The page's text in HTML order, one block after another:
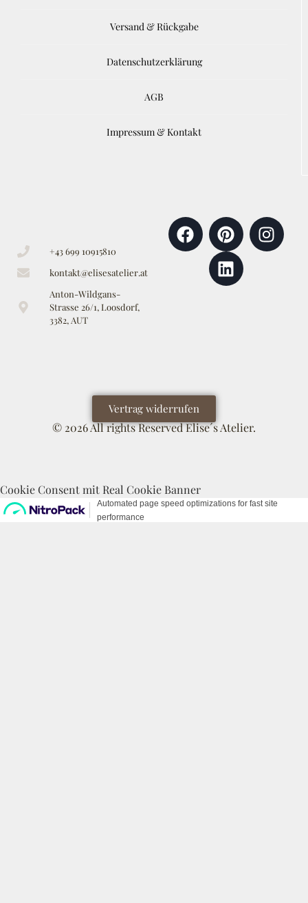
Versand & Rückgabe
Datenschutzerklärung
AGB
Impressum & Kontakt
+43 699 10915810
kontakt@elisesatelier.at
Anton-Wildgans-
Strasse 26/1, Loosdorf,
3382, AUT
Vertrag widerrufen
© 2026 All rights Reserved Elise´s Atelier.
Cookie Consent mit Real Cookie Banner